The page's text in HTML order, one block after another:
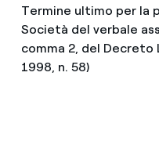
Termine ultimo per la
Società del verbale
comma 2, del
1998, n. 58)